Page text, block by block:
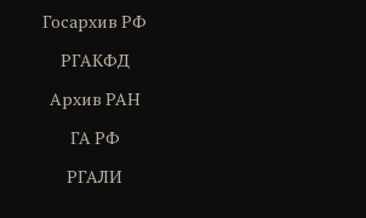
Госархив РФ
РГАКФД
Архив РАН
ГА РФ
РГАЛИ